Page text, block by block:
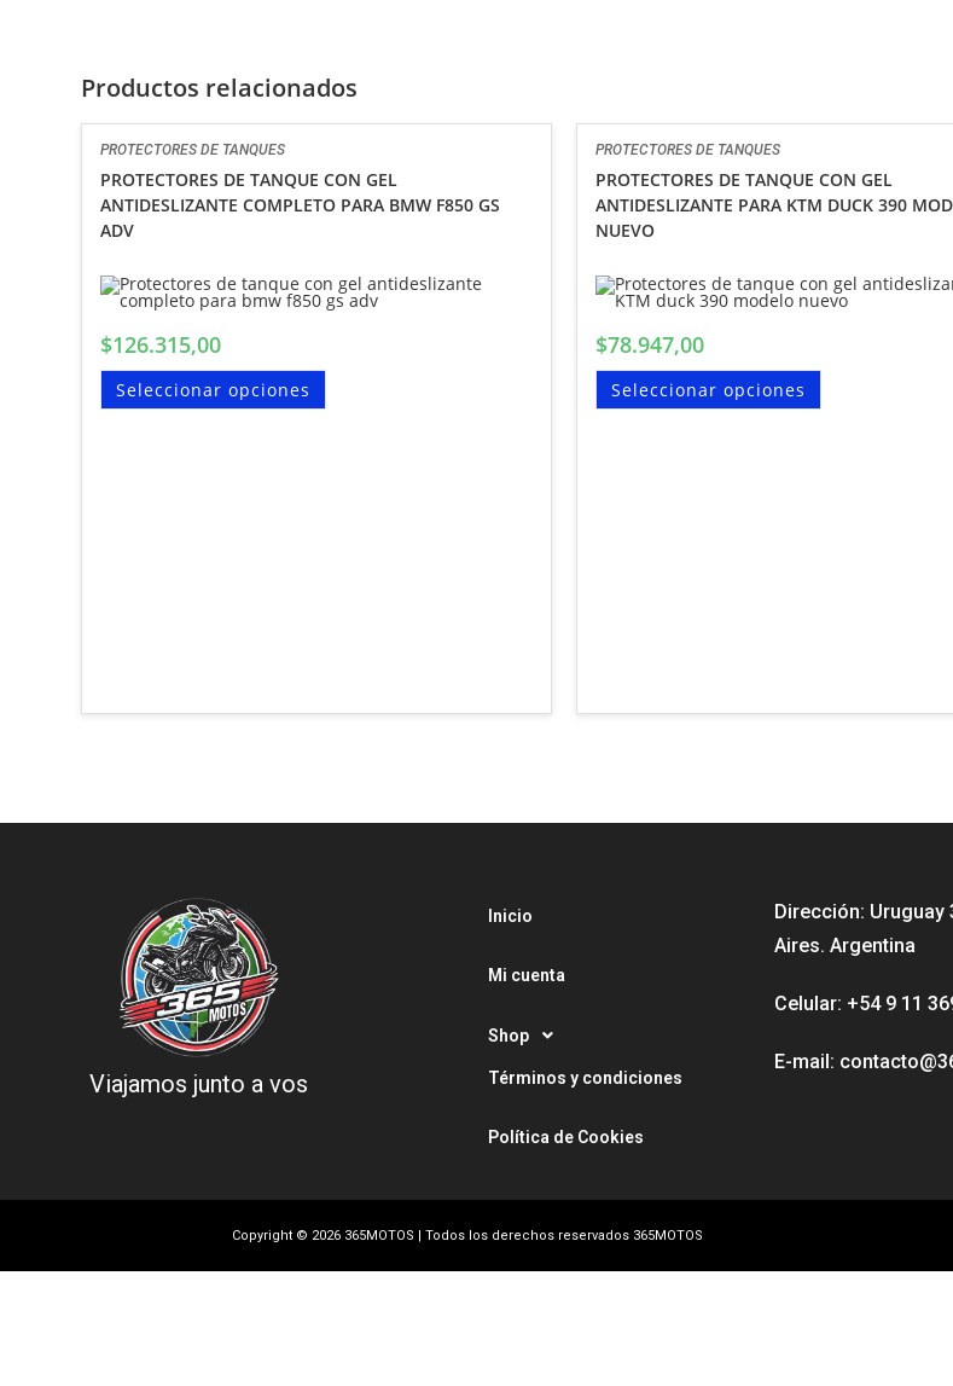
Productos relacionados
PROTECTORES DE TANQUES
PROTECTORES DE TANQUE CON GEL
ANTIDESLIZANTE COMPLETO PARA BMW F850 GS
ADV
$126.315,00
Seleccionar opciones
PROTECTORES DE TANQUES
PROTECTORES DE TANQUE CON GEL
ANTIDESLIZANTE PARA KTM DUCK 390
NUEVO
$78.947,00
Seleccionar opciones
Viajamos junto a vos
Inicio
Mi cuenta
Shop
Términos y condiciones
Política de Cookies
Dirección: Uruguay
Aires. Argentina
Celular: +54 9 11
E-mail:
Copyright © 2026 365MOTOS | Todos los derechos reservados 365MOTOS